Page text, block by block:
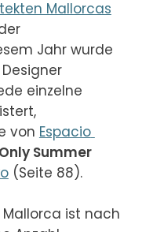
Mallorcas
Jahr wurde
einzelne
von Espacio
Only Summer
(Seite 88).
ist nach